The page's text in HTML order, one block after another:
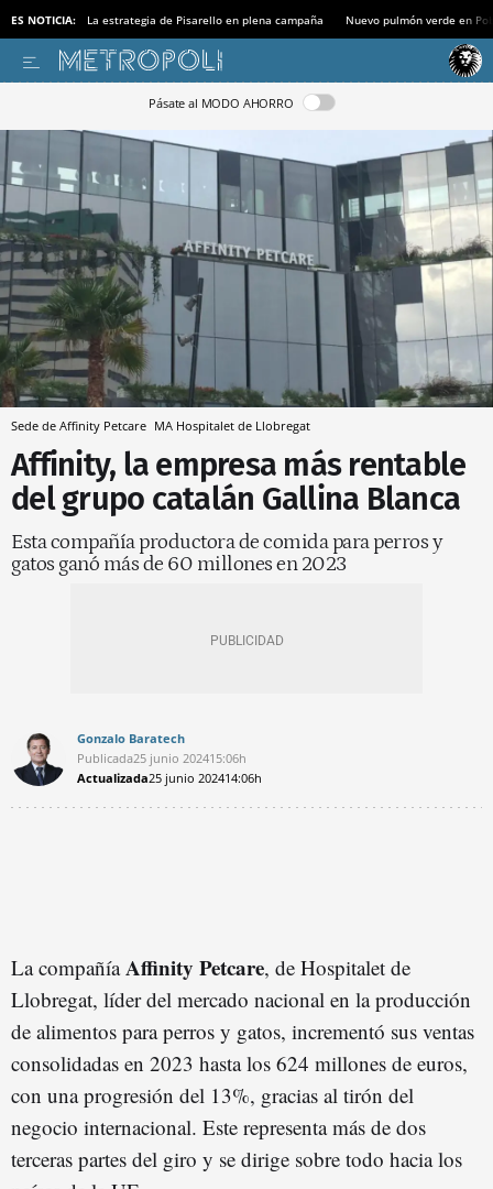
ES NOTICIA: La estrategia de Pisarello en plena campaña Nuevo pulmón verde en
Pásate al MODO AHORRO
Sede de Affinity Petcare MA Hospitalet de Llobregat
Affinity, la empresa más rentable
del grupo catalán Gallina Blanca
Esta compañía productora de comida para perros y
gatos ganó más de 60 millones en 2023
Gonzalo Baratech
Publicada25 junio 202415:06h
Actualizada25 junio 202414:06h
La compañíaAffinity Petcare, de Hospitalet de
Llobregat, líder del mercado nacional en la producción
de alimentos para perros y gatos, incrementó sus ventas
consolidadas en 2023 hasta los 624 millones de euros,
con una progresión del 13%, gracias al tirón del
negocio internacional. Este representa más de dos
terceras partes del giro y se dirige sobre todo hacia los